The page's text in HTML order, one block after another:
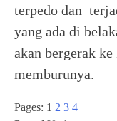
terpedo dan
yang ada di
akan bergerak ke
memburunya.
Pages: 1 2 3 4